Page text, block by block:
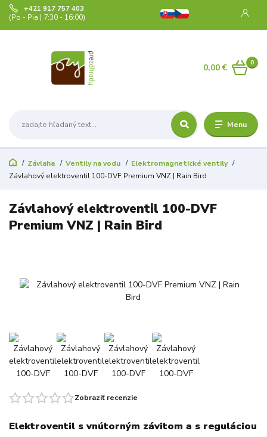
Menu
+421 917 757 403
(Po - Pia | 7:30 - 16:00)
0
0,00 €
Závlaha Ventily na vodu
Elektromagnetické ventily
Závlahový elektroventil 100-DVF Premium VNZ | Rain Bird
Závlahový elektroventil 100-DVF
Premium VNZ | Rain Bird
Zobraziť recenzie
Elektroventil s vnútorným závitom a s reguláciou